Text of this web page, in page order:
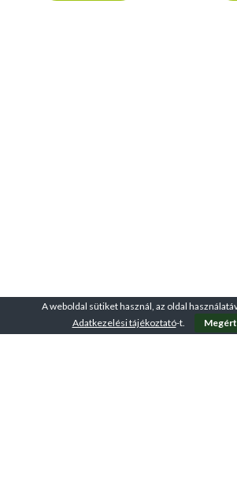
A weboldal sütiket használ, az oldal
Adatkezelési tájékoztató-t.